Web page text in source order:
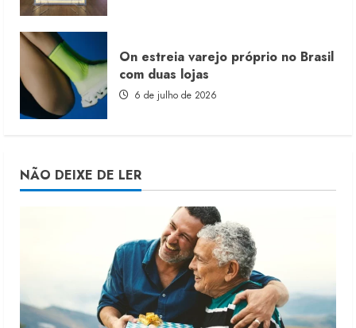
On estreia varejo próprio no Brasil
com duas lojas
6 de julho de 2026
NÃO DEIXE DE LER